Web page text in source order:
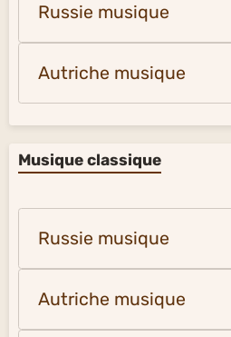
Russie musique
Autriche musique
Musique classique
Russie musique
Autriche musique